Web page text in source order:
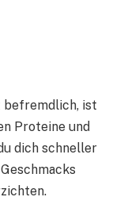
befremdlich, ist
Proteine und
dich schneller